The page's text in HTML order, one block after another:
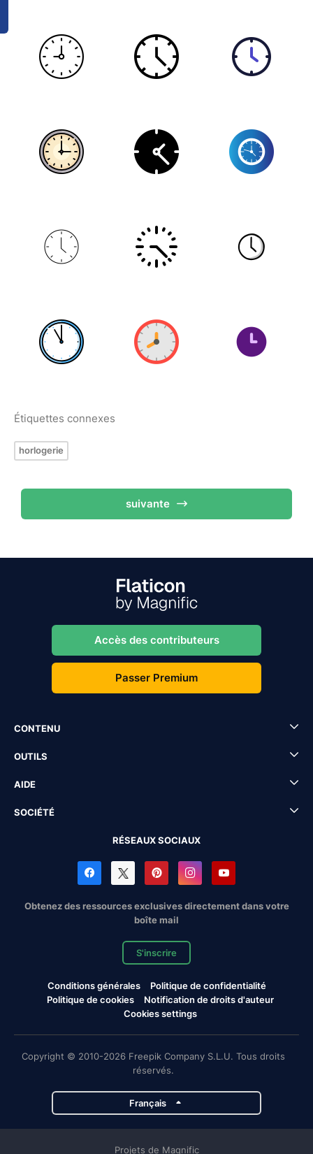
Étiquettes connexes
horlogerie
suivante
Accès des contributeurs
Passer Premium
CONTENU
OUTILS
AIDE
SOCIÉTÉ
RÉSEAUX SOCIAUX
Obtenez des ressources exclusives directement dans votre
boîte mail
S'inscrire
Conditions générales
Politique de confidentialité
Politique de cookies
Notification de droits d'auteur
Cookies settings
Copyright © 2010-2026 Freepik Company S.L.U. Tous droits
réservés.
Français
Projets de Magnific